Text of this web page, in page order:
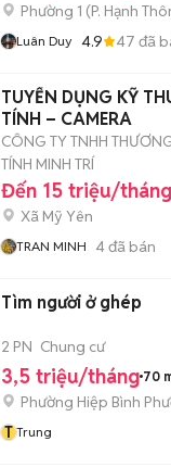
Phường 1 (P. Hạnh
Luân Duy 4.9 47 đã
TUYỂN DỤNG KỸ
TÍNH – CAMERA
CÔNG TY TNHH
TÍNH MINH TRÍ
Đến 15 triệu/tháng
Xã Mỹ Yên
TRAN MINH 4đã bán
Tìm người ở ghép
2 PN Chung cư
3,5 triệu/tháng 70
Phường Hiệp Bình
T Trung